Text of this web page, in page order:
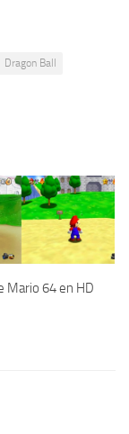
Dragon Ball
Mario 64 en HD